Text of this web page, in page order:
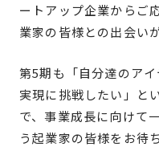
ートアップ企業からご
業家の皆様との出会い
第5期も「自分達のア
実現に挑戦したい」と
で、事業成長に向けて
う起業家の皆様をお待